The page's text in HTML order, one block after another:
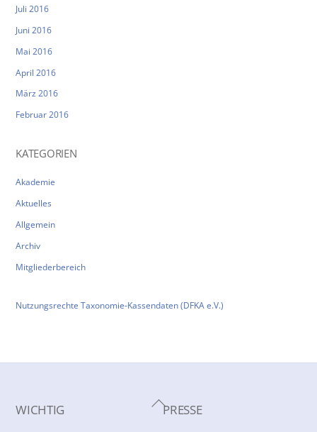
Juli 2016
Juni 2016
Mai 2016
April 2016
März 2016
Februar 2016
KATEGORIEN
Akademie
Aktuelles
Allgemein
Archiv
Mitgliederbereich
Nutzungsrechte Taxonomie-Kassendaten (DFKA e.V.)
Back
To
WICHTIG PRESSE